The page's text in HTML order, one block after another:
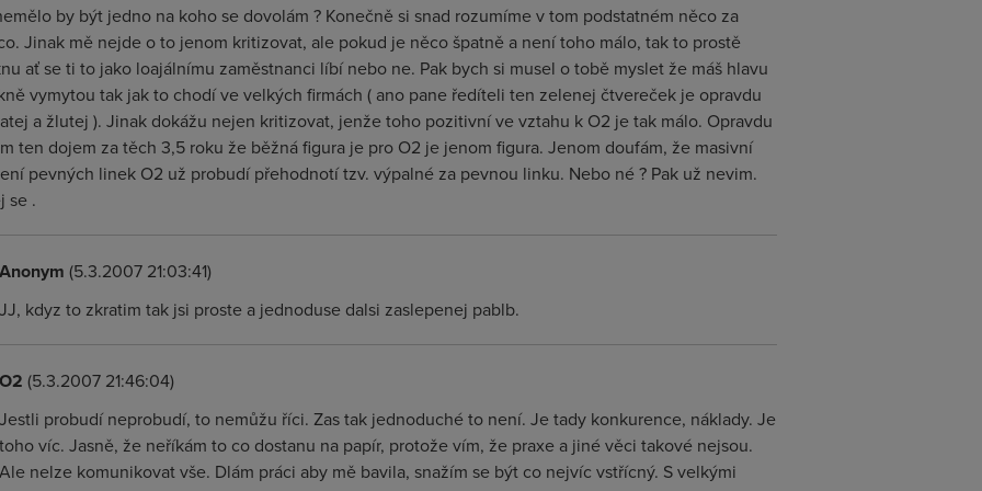
by být jedno na koho se dovolám ? Konečně si snad rozumíme v tom podstatném něco za
Jinak mě nejde o to jenom kritizovat, ale pokud je něco špatně a není toho málo, tak to prostě
ať se ti to jako loajálnímu zaměstnanci líbí nebo ne. Pak bych si musel o tobě myslet že máš hlavu
vymytou tak jak to chodí ve velkých firmách ( ano pane ředíteli ten zelenej čtvereček je opravdu
a žlutej ). Jinak dokážu nejen kritizovat, jenže toho pozitivní ve vztahu k O2 je tak málo. Opravdu
ten dojem za těch 3,5 roku že běžná figura je pro O2 je jenom figura. Jenom doufám, že masivní
pevných linek O2 už probudí přehodnotí tzv. výpalné za pevnou linku. Nebo né ? Pak už nevim.
se .
Anonym (5.3.2007 21:03:41)
JJ, kdyz to zkratim tak jsi proste a jednoduse dalsi zaslepenej pablb.
O2 (5.3.2007 21:46:04)
Jestli probudí neprobudí, to nemůžu říci. Zas tak jednoduché to není. Je tady konkurence, náklady. Je
toho víc. Jasně, že neříkám to co dostanu na papír, protože vím, že praxe a jiné věci takové nejsou.
Ale nelze komunikovat vše. Dlám práci aby mě bavila, snažím se být co nejvíc vstřícný. S velkými